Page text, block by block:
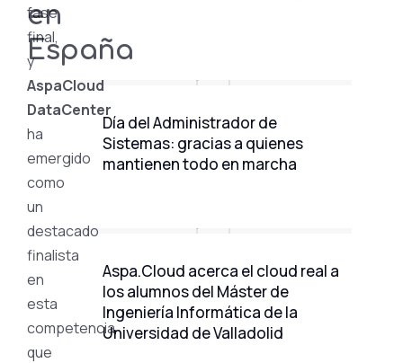
en
España
fase
final,
y
AspaCloud
DataCenter
ha
emergido
como
un
destacado
finalista
en
esta
competencia
que
Día del Administrador de
Sistemas: gracias a quienes
mantienen todo en marcha
Aspa.Cloud acerca el cloud real a
los alumnos del Máster de
Ingeniería Informática de la
Universidad de Valladolid